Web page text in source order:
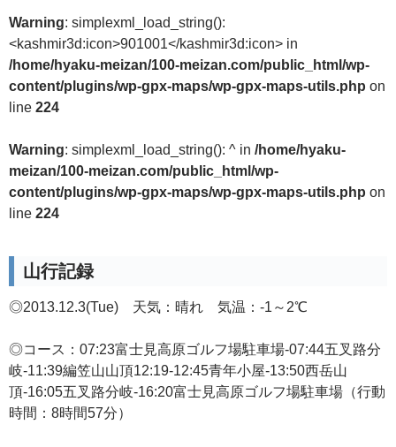
Warning: simplexml_load_string():
<kashmir3d:icon>901001</kashmir3d:icon> in
/home/hyaku-meizan/100-meizan.com/public_html/wp-
content/plugins/wp-gpx-maps/wp-gpx-maps-utils.php on
line 224
Warning: simplexml_load_string(): ^ in /home/hyaku-
meizan/100-meizan.com/public_html/wp-
content/plugins/wp-gpx-maps/wp-gpx-maps-utils.php on
line 224
山行記録
◎2013.12.3(Tue) 天気：晴れ 気温：-1～2℃
◎コース：07:23富士見高原ゴルフ場駐車場-07:44五叉路分
岐-11:39編笠山山頂12:19-12:45青年小屋-13:50西岳山
頂-16:05五叉路分岐-16:20富士見高原ゴルフ場駐車場（行動
時間：8時間57分）